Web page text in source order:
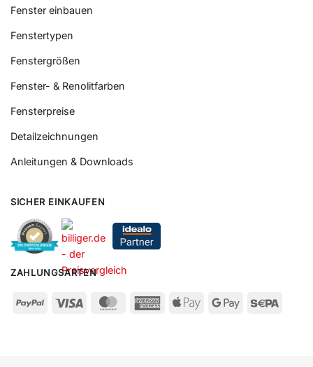
Fenster einbauen
Fenstertypen
Fenstergrößen
Fenster- & Renolitfarben
Fensterpreise
Detailzeichnungen
Anleitungen & Downloads
SICHER EINKAUFEN
ZAHLUNGSARTEN